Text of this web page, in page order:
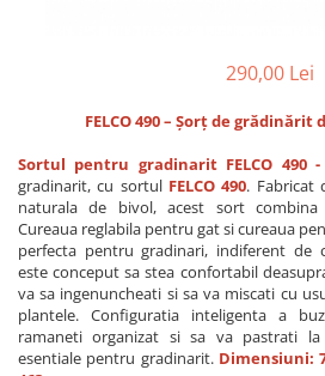
290,00 Lei
FELCO 490 – Șorț de
Sortul pentru gradinarit FELCO 490 -
gradinarit, cu sortul FELCO 490. Fabricat
naturala de bivol, acest sort combina
Cureaua reglabila pentru gat si cureaua
perfecta pentru gradinari, indiferent de
este conceput sa stea confortabil
va sa ingenuncheati si sa va miscati cu
plantele. Configuratia inteligenta a
ramaneti organizat si sa va pastrati
esentiale pentru gradinarit. Dimensiuni: